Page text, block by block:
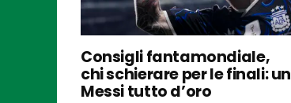
Consigli fantamondiale,
chi schierare per le finali: un
Messi tutto d’oro